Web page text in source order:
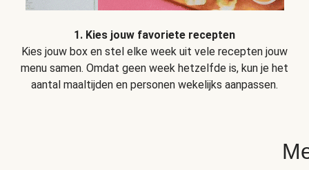
1. Kies jouw favoriete recepten
Kies jouw box en stel elke week uit vele recepten jouw
menu samen. Omdat geen week hetzelfde is, kun je het
aantal maaltijden en personen wekelijks aanpassen.